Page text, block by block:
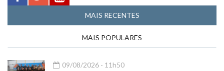
MAIS RECENTES
MAIS POPULARES
09/08/2026 - 11h50